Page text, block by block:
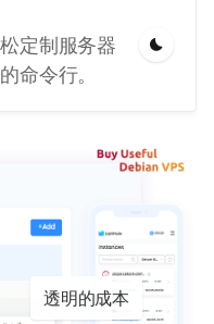
定制服务器
命令行。
透明的成本